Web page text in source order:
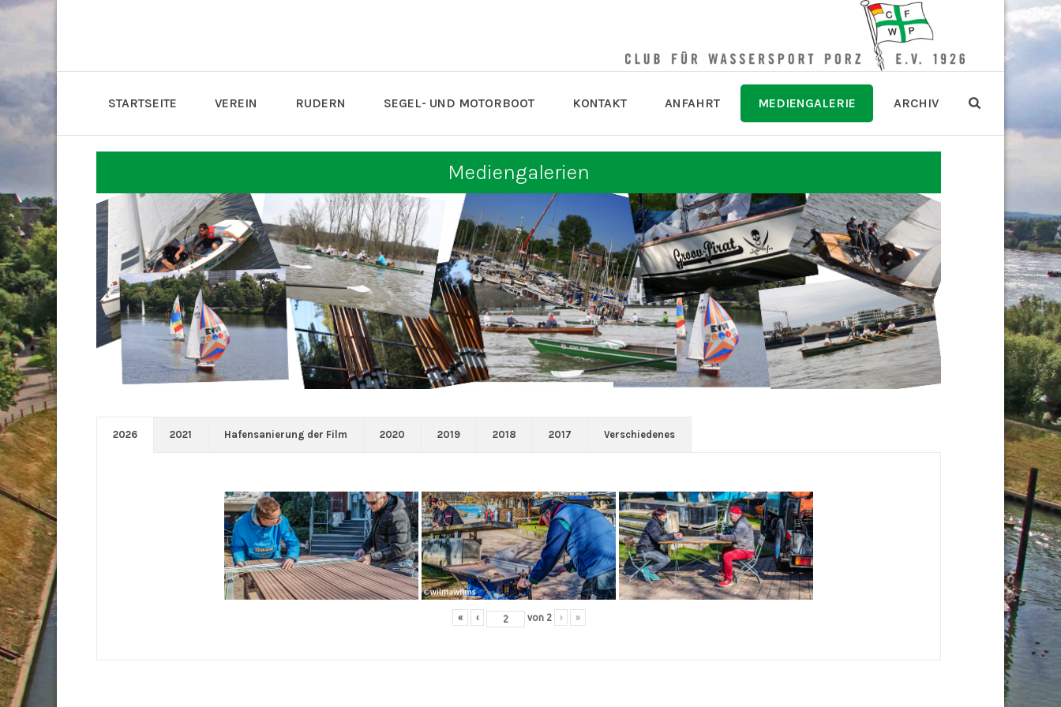
STARTSEITE VEREIN RUDERN SEGEL- UND MOTORBOOT KONTAKT ANFAHRT MEDIENGALERIE ARCHIV
Mediengalerien
2026 2021 Hafensanierung der Film 2020 2019 2018 2017 Verschiedenes
« ‹ von 2 › »